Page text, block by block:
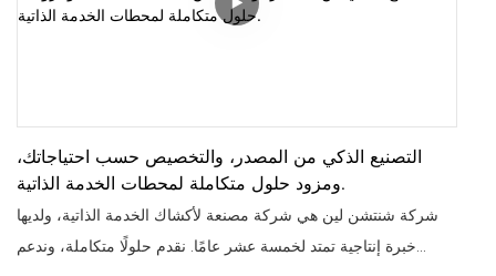
التصنيع الذكي من المصدر، والتخصيص حسب احتياجاتك،
ومزود حلول متكاملة لمحطات الخدمة الذاتية.
شركة شنتشن لين هي شركة مصنعة لأكشاك الخدمة الذاتية، ولديها
خبرة إنتاجية تمتد لخمسة عشر عامًا. نقدم حلولًا متكاملة، وندعم